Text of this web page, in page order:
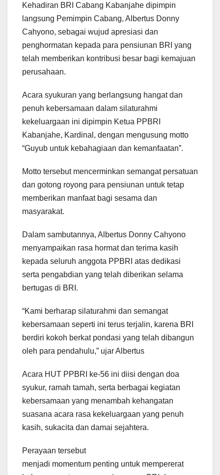
Kehadiran BRI Cabang Kabanjahe dipimpin
langsung Pemimpin Cabang, Albertus Donny
Cahyono, sebagai wujud apresiasi dan
penghormatan kepada para pensiunan BRI yang
telah memberikan kontribusi besar bagi kemajuan
perusahaan.
Acara syukuran yang berlangsung hangat dan
penuh kebersamaan dalam silaturahmi
kekeluargaan ini dipimpin Ketua PPBRI
Kabanjahe, Kardinal, dengan mengusung motto
“Guyub untuk kebahagiaan dan kemanfaatan”.
Motto tersebut mencerminkan semangat persatuan
dan gotong royong para pensiunan untuk tetap
memberikan manfaat bagi sesama dan
masyarakat.
Dalam sambutannya, Albertus Donny Cahyono
menyampaikan rasa hormat dan terima kasih
kepada seluruh anggota PPBRI atas dedikasi
serta pengabdian yang telah diberikan selama
bertugas di BRI.
“Kami berharap silaturahmi dan semangat
kebersamaan seperti ini terus terjalin, karena BRI
berdiri kokoh berkat pondasi yang telah dibangun
oleh para pendahulu,” ujar Albertus
Acara HUT PPBRI ke-56 ini diisi dengan doa
syukur, ramah tamah, serta berbagai kegiatan
kebersamaan yang menambah kehangatan
suasana acara rasa kekeluargaan yang penuh
kasih, sukacita dan damai sejahtera.
Perayaan tersebut
menjadi momentum penting untuk mempererat